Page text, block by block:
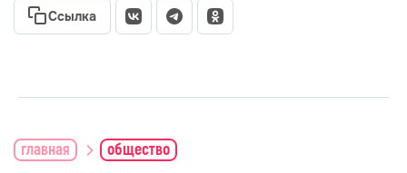
Ссылка
главная общество